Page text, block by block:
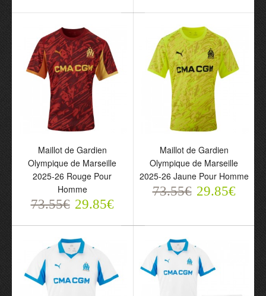
Maillot de Gardien
Olympique de Marseille
2025-26 Pour Enfant
73.55€ 29.85€
Maillot de Gardien
Olympique de Marseille
2025-26 Rouge Pour
Enfant
73.55€ 29.85€
Maillot de Gardien
Olympique de Marseille
2025-26 Rouge Pour
Homme
73.55€ 29.85€
Maillot de Gardien
Olympique de Marseille
2025-26 Jaune Pour Homme
73.55€ 29.85€